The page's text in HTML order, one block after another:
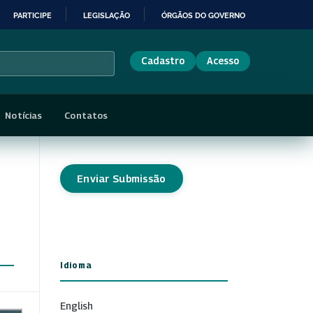
PARTICIPE LEGISLAÇÃO ÓRGÃOS DO GOVERNO
Cadastro Acesso
Notícias Contatos
Enviar Submissão
Idioma
English